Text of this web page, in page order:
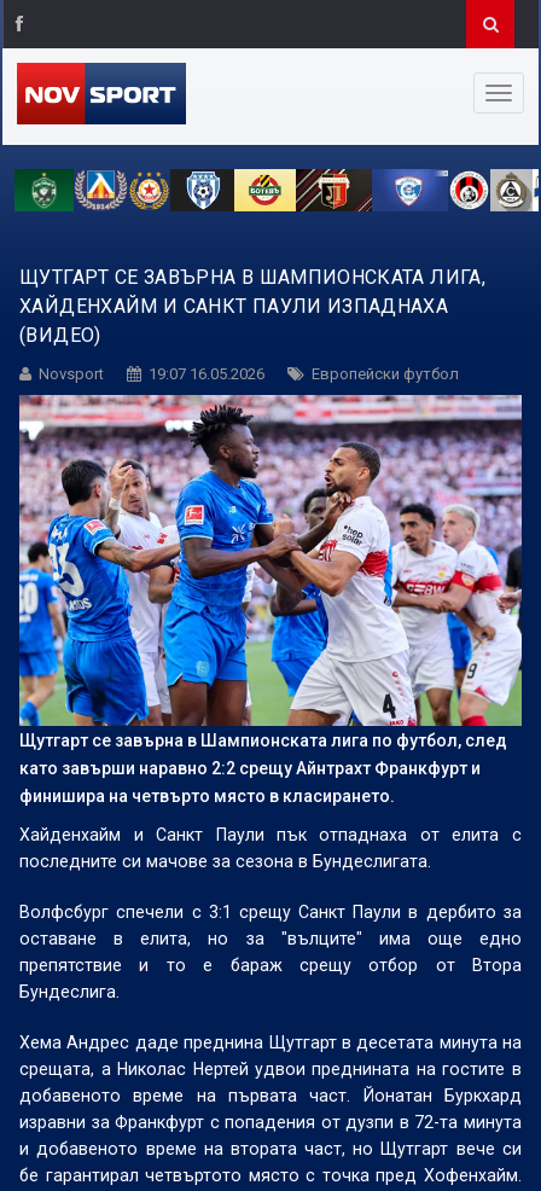
ЩУТГАРТ СЕ ЗАВЪРНА В ШАМПИОНСКАТА ЛИГА,
ХАЙДЕНХАЙМ И САНКТ ПАУЛИ ИЗПАДНАХА
(ВИДЕО)
Novsport 19:07 16.05.2026 Европейски футбол
Щутгарт се завърна в Шампионската лига по футбол, след
като завърши наравно 2:2 срещу Айнтрахт Франкфурт и
финишира на четвърто място в класирането.
Хайденхайм и Санкт Паули пък отпаднаха от елита с
последните си мачове за сезона в Бундеслигата.
Волфсбург спечели с 3:1 срещу Санкт Паули в дербито за
оставане в елита, но за "вълците" има още едно
препятствие и то е бараж срещу отбор от Втора
Бундеслига.
Хема Андрес даде преднина Щутгарт в десетата минута на
срещата, а Николас Нертей удвои преднината на гостите в
добавеното време на първата част. Йонатан Буркхард
изравни за Франкфурт с попадения от дузпи в 72-та минута
и добавеното време на втората част, но Щутгарт вече си
бе гарантирал четвъртото място с точка пред Хофенхайм.